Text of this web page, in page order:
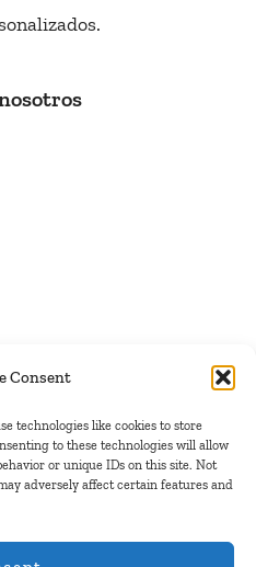
Consent
technologies like cookies to store
to these technologies will allow
or unique IDs on this site. Not
adversely affect certain features and